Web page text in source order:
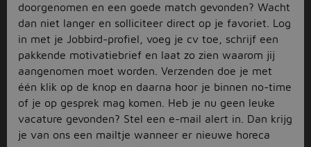
doorgenomen en een goede match gevonden? Wacht
dan niet langer en solliciteer direct op je favoriet. Log
in met je Jobbird-profiel, voeg je cv toe, schrijf een
pakkende motivatiebrief en laat zo zien waarom jij
aangenomen moet worden. Verzenden doe je met
één klik op de knop en daarna hoor je binnen no-time
of je op gesprek mag komen. Heb je nu geen leuke
vacature gevonden? Stel een e-mail alert in. Dan krijg
je van ons een mailtje wanneer er nieuwe horeca